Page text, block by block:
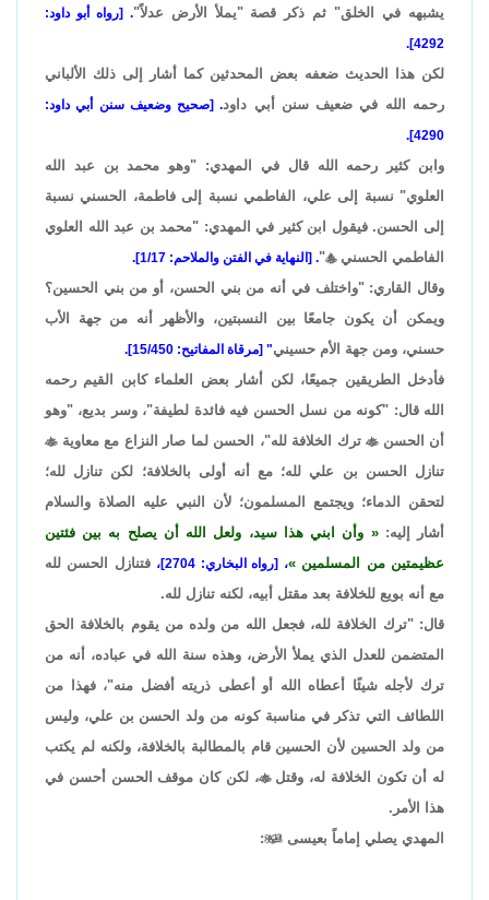
يشبهه في الخلق" ثم ذكر قصة "يملأ الأرض عدلاً". [رواه أبو داود:
4292].
لكن هذا الحديث ضعفه بعض المحدثين كما أشار إلى ذلك الألباني
رحمه الله في ضعيف سنن أبي داود. [صحيح وضعيف سنن أبي داود:
4290].
وابن كثير رحمه الله قال في المهدي: "وهو محمد بن عبد الله
العلوي" نسبة إلى علي، الفاطمي نسبة إلى فاطمة، الحسني نسبة
إلى الحسن. فيقول ابن كثير في المهدي: "محمد بن عبد الله العلوي
الفاطمي الحسني
". [النهاية في الفتن والملاحم: 1/17].
وقال القاري: "واختلف في أنه من بني الحسن، أو من بني الحسين؟
ويمكن أن يكون جامعًا بين النسبتين، والأظهر أنه من جهة الأب
حسني، ومن جهة الأم حسيني" [مرقاة المفاتيح: 15/450].
فأدخل الطريقين جميعًا، لكن أشار بعض العلماء كابن القيم رحمه
الله قال: "كونه من نسل الحسن فيه فائدة لطيفة"، وسر بديع، "وهو
أن الحسن ترك الخلافة لله"، الحسن لما صار النزاع مع معاوية
تنازل الحسن بن علي لله؛ مع أنه أولى بالخلافة؛ لكن تنازل لله؛
لتحقن الدماء؛ ويجتمع المسلمون؛ لأن النبي عليه الصلاة والسلام
أشار إليه:
وأن ابني هذا سيد، ولعل الله أن يصلح به بين فئتين
عظيمتين من المسلمين
، [رواه البخاري: 2704]،
فتنازل الحسن لله
مع أنه بويع للخلافة بعد مقتل أبيه، لكنه تنازل لله.
قال: "ترك الخلافة لله، فجعل الله من ولده من يقوم بالخلافة الحق
المتضمن للعدل الذي يملأ الأرض، وهذه سنة الله في عباده، أنه من
ترك لأجله شيئًا أعطاه الله أو أعطى ذريته أفضل منه"، فهذا من
اللطائف التي تذكر في مناسبة كونه من ولد الحسن بن علي، وليس
من ولد الحسين لأن الحسين قام بالمطالبة بالخلافة، ولكنه لم يكتب
له أن تكون الخلافة له، وقتل، لكن كان موقف الحسن أحسن في
هذا الأمر.
المهدي يصلي إماماً بعيسى 
: